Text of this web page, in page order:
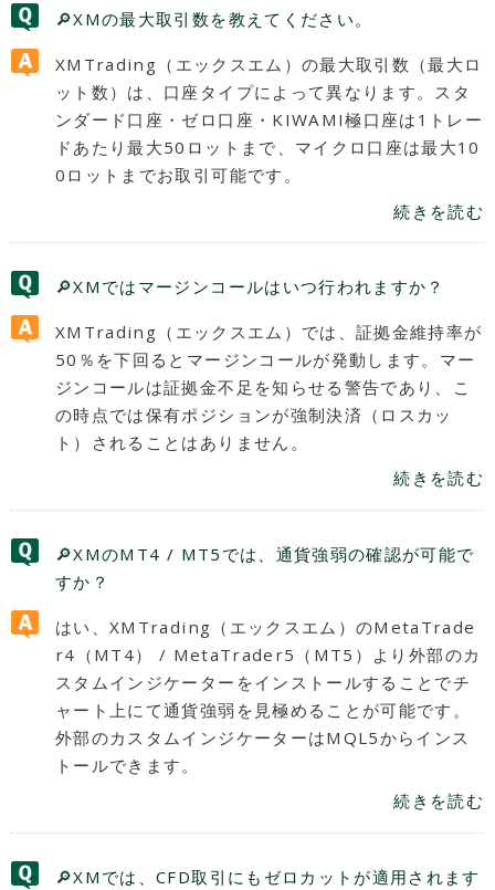
🔎XMの最大取引数を教えてください。
XMTrading（エックスエム）の最大取引数（最大ロ
ット数）は、口座タイプによって異なります。スタ
ンダード口座・ゼロ口座・KIWAMI極口座は1トレー
ドあたり最大50ロットまで、マイクロ口座は最大10
0ロットまでお取引可能です。
続きを読む
🔎XMではマージンコールはいつ行われますか？
XMTrading（エックスエム）では、証拠金維持率が
50％を下回るとマージンコールが発動します。マー
ジンコールは証拠金不足を知らせる警告であり、こ
の時点では保有ポジションが強制決済（ロスカッ
ト）されることはありません。
続きを読む
🔎XMのMT4 / MT5では、通貨強弱の確認が可能で
すか？
はい、XMTrading（エックスエム）のMetaTrade
r4（MT4） / MetaTrader5（MT5）より外部のカ
スタムインジケーターをインストールすることでチ
ャート上にて通貨強弱を見極めることが可能です。
外部のカスタムインジケーターはMQL5からインス
トールできます。
続きを読む
🔎XMでは、CFD取引にもゼロカットが適用されます